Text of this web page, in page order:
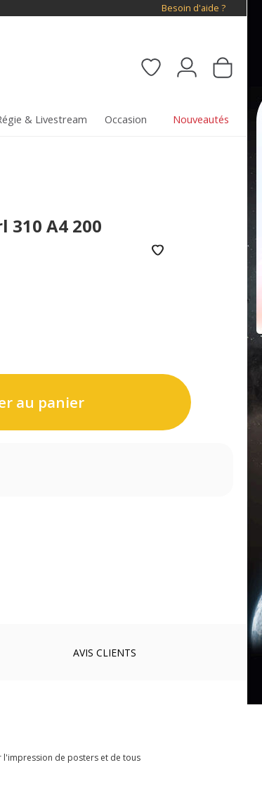
Besoin d'aide ?
& Livestream Occasion Nouveautés
310 A4 200
au panier
AVIS CLIENTS
l'impression de posters et de tous